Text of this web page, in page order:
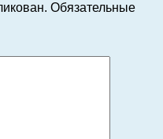
Обязательные